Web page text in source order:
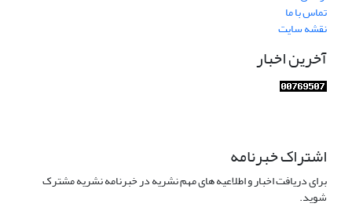
تماس با ما
نقشه سایت
آخرین اخبار
اشتراک خبرنامه
برای دریافت اخبار و اطلاعیه های مهم نشریه در خبرنامه نشریه مشترک
شوید.